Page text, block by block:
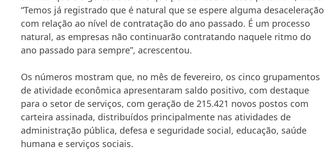
“Temos já registrado que é natural que se espere alguma desaceleração
com relação ao nível de contratação do ano passado. É um processo
natural, as empresas não continuarão contratando naquele ritmo do
ano passado para sempre”, acrescentou.
Os números mostram que, no mês de fevereiro, os cinco grupamentos
de atividade econômica apresentaram saldo positivo, com destaque
para o setor de serviços, com geração de 215.421 novos postos com
carteira assinada, distribuídos principalmente nas atividades de
administração pública, defesa e seguridade social, educação, saúde
humana e serviços sociais.